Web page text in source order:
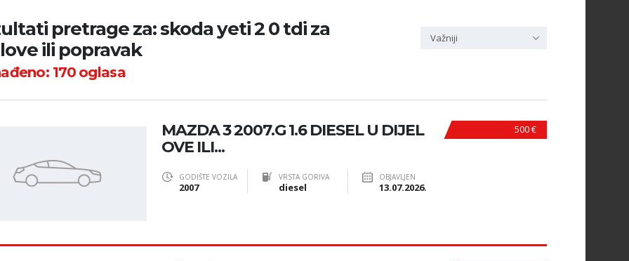
pretrage za: skoda yeti 2 0 tdi za
ili popravak
170oglasa
Važniji
500 €
MAZDA 3 2007.G 1.6 DIESEL U DIJEL
OVE ILI...
GODIŠTE VOZILA
2007
VRSTA GORIVA
diesel
OBJAVLJEN
13.07.2026.